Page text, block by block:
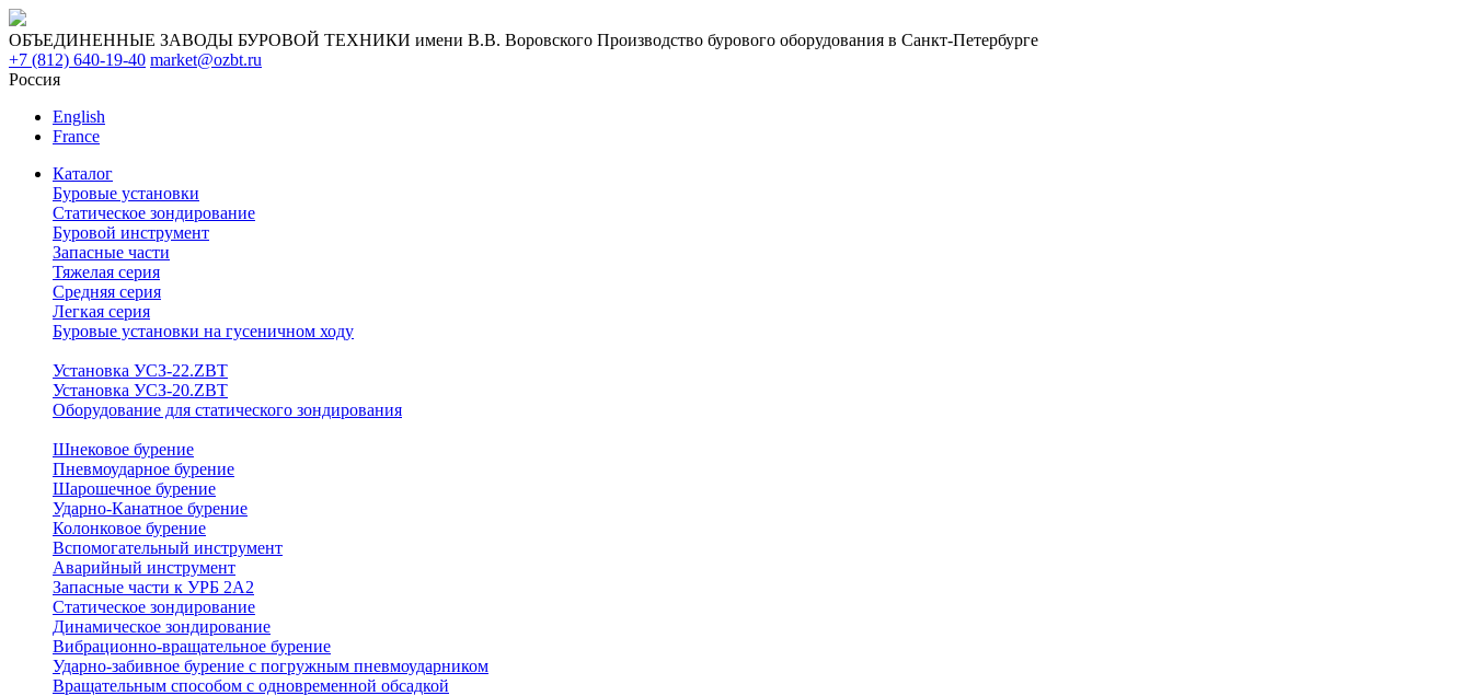
ОБЪЕДИНЕННЫЕ ЗАВОДЫ БУРОВОЙ ТЕХНИКИ имени В.В. Воровского Производство бурового оборудования в Санкт-Петербурге
+7 (812) 640-19-40 market@ozbt.ru
Россия
English
France
Каталог
Буровые установки
Статическое зондирование
Буровой инструмент
Запасные части
Тяжелая серия
Средняя серия
Легкая серия
Буровые установки на гусеничном ходу
Установка УСЗ-22.ZBT
Установка УСЗ-20.ZBT
Оборудование для статического зондирования
Шнековое бурение
Пневмоударное бурение
Шарошечное бурение
Ударно-Канатное бурение
Колонковое бурение
Вспомогательный инструмент
Аварийный инструмент
Запасные части к УРБ 2А2
Статическое зондирование
Динамическое зондирование
Вибрационно-вращательное бурение
Ударно-забивное бурение с погружным пневмоударником
Вращательным способом с одновременной обсадкой